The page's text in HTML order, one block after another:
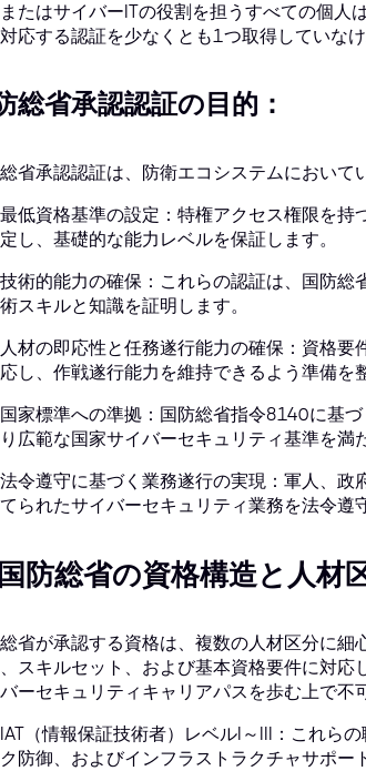
たはサイバーITの役割を担うすべての個
応する認証を少なくとも1つ取得していなけ
総省承認認証の目的：
省承認認証は、防衛エコシステムにおいて
最低資格基準の設定：特権アクセス権限を
定し、基礎的な能力レベルを保証します。
技術的能力の確保：これらの認証は、国防
術スキルと知識を証明します。
人材の即応性と任務遂行能力の確保：資格
応し、作戦遂行能力を維持できるよう準備を
国家標準への準拠：国防総省指令8140に基
り広範な国家サイバーセキュリティ基準を満
法令遵守に基づく業務遂行の実現：軍人、政
てられたサイバーセキュリティ業務を法令遵
防総省の資格構造と人材
省が承認する資格は、複数の人材区分に細
スキルセット、および基本資格要件に対
ーセキュリティキャリアパスを歩む上で不
IAT（情報保証技術者）レベルI～III：これら
ク防御、およびインフラストラクチャサポー